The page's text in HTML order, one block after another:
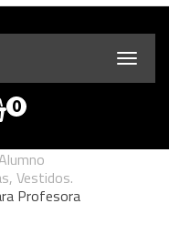
0
Vestidos.
Profesora